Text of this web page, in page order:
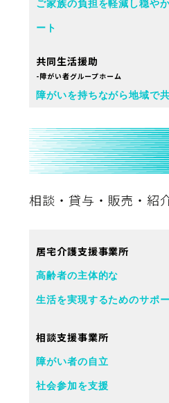
ご家族の負担を軽減し穏や
ート
共同生活援助
-障がい者グループホーム
障がいを持ちながら地域で
相談・貸与・販売・紹
居宅介護支援事業所
高齢者の主体的な
生活を実現するためのサポ
相談支援事業所
障がい者の自立
社会参加を支援